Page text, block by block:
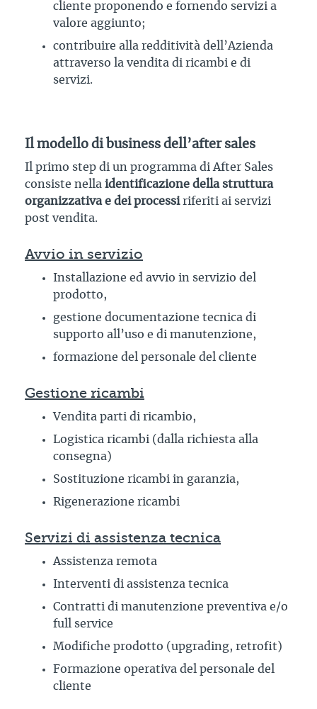
cliente proponendo e fornendo servizi a
valore aggiunto;
contribuire alla redditività dell’Azienda
attraverso la vendita di ricambi e di
servizi.
Il modello di business dell’after sales
Il primo step di un programma di After Sales
consiste nella identificazione della struttura
organizzativa e dei processiriferiti ai servizi
post vendita.
Avvio in servizio
Installazione ed avvio in servizio del
prodotto,
gestione documentazione tecnica di
supporto all’uso e di manutenzione,
formazione del personale del cliente
Gestione ricambi
Vendita parti di ricambio,
Logistica ricambi (dalla richiesta alla
consegna)
Sostituzione ricambi in garanzia,
Rigenerazione ricambi
Servizi di assistenza tecnica
Assistenza remota
Interventi di assistenza tecnica
Contratti di manutenzione preventiva e/o
full service
Modifiche prodotto (upgrading, retrofit)
Formazione operativa del personale del
cliente